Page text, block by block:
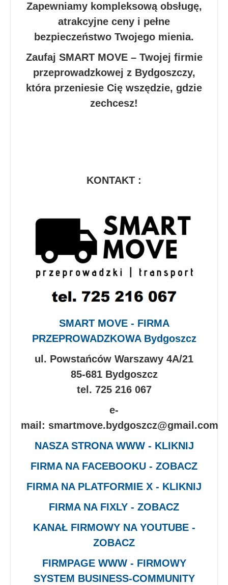
Zapewniamy kompleksową obsługę,
atrakcyjne ceny i pełne
bezpieczeństwo Twojego mienia.
Zaufaj SMART MOVE – Twojej firmie
przeprowadzkowej z Bydgoszczy,
która przeniesie Cię wszędzie, gdzie
zechcesz!
KONTAKT :
SMART MOVE - FIRMA
PRZEPROWADZKOWA Bydgoszcz
ul. Powstańców Warszawy 4A/21
85-681 Bydgoszcz
tel. 725 216 067
e-
mail: smartmove.bydgoszcz@gmail.com
NASZA STRONA WWW - KLIKNIJ
FIRMA NA FACEBOOKU - ZOBACZ
FIRMA NA PLATFORMIE X - KLIKNIJ
FIRMA NA FIXLY - ZOBACZ
KANAŁ FIRMOWY NA YOUTUBE -
ZOBACZ
FIRMPAGE WWW - FIRMOWY
SYSTEM BUSINESS-COMMUNITY